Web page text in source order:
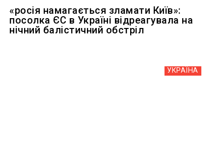
«росія намагається зламати Київ»:
посолка ЄС в Україні відреагувала на
нічний балістичний обстріл
УКРАЇНА